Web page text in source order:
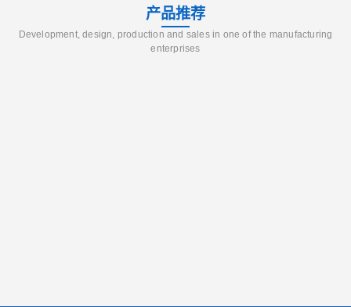
产品推荐
Development, design, production and sales in one of the manufacturing
enterprises